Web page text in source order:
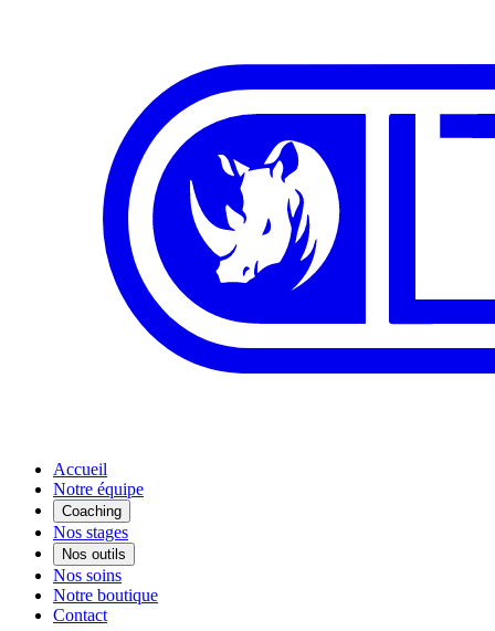
Accueil
Notre équipe
Coaching
Nos stages
Nos outils
Nos soins
Notre boutique
Contact